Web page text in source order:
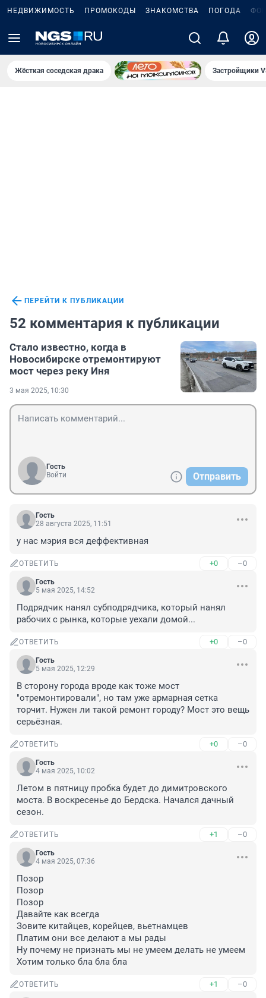
НЕДВИЖИМОСТЬ ПРОМОКОДЫ ЗНАКОМСТВА ПОГОДА
Жёсткая соседская драка Застройщики
ПЕРЕЙТИ К ПУБЛИКАЦИИ
52 комментария к публикации
Стало известно, когда в
Новосибирске отремонтируют
мост через реку Иня
3 мая 2025, 10:30
Гость
Войти
Отправить
Гость
28 августа 2025, 11:51
у нас мэрия вся деффективная
ОТВЕТИТЬ +0 –0
Гость
5 мая 2025, 14:52
Подрядчик нанял субподрядчика, который нанял
рабочих с рынка, которые уехали домой...
ОТВЕТИТЬ +0 –0
Гость
5 мая 2025, 12:29
В сторону города вроде как тоже мост
"отремонтировали", но там уже армарная сетка
торчит. Нужен ли такой ремонт городу? Мост это вещь
серьёзная.
ОТВЕТИТЬ +0 –0
Гость
4 мая 2025, 10:02
Летом в пятницу пробка будет до димитровского
моста. В воскресенье до Бердска. Начался дачный
сезон.
ОТВЕТИТЬ +1 –0
Гость
4 мая 2025, 07:36
Позор
Позор
Позор
Давайте как всегда
Зовите китайцев, корейцев, вьетнамцев
Платим они все делают а мы рады
Ну почему не признать мы не умеем делать не умеем
Хотим только бла бла бла
ОТВЕТИТЬ +1 –0